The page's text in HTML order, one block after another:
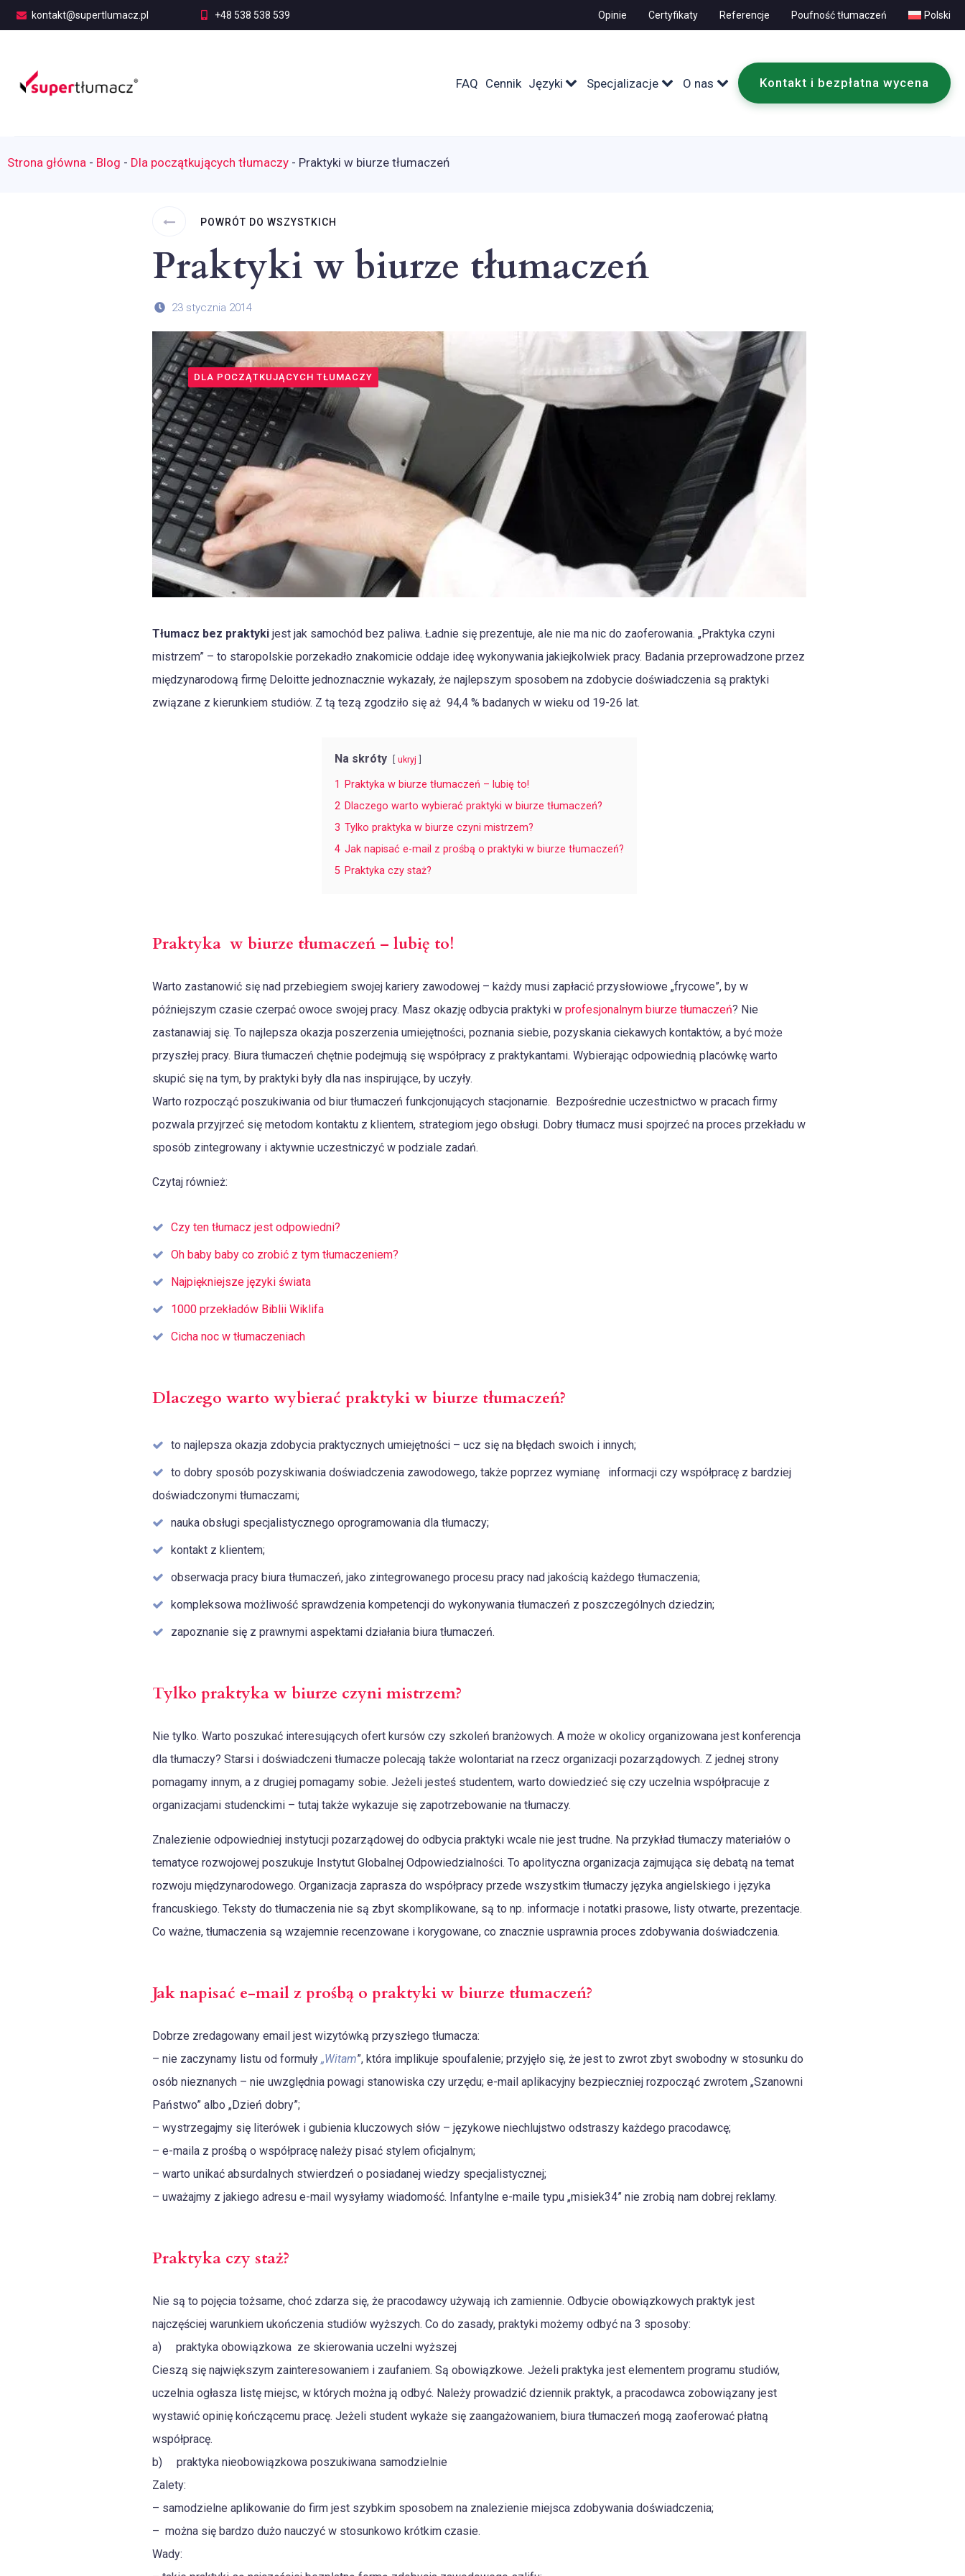
kontakt@supertlumacz.pl +48 538 538 539 Opinie Certyfikaty Referencje Poufność tłumaczeń Polski
FAQ Cennik Języki Specjalizacje O nas Kontakt i bezpłatna wycena
Strona główna - Blog - Dla początkujących tłumaczy - Praktyki w biurze tłumaczeń
POWRÓT DO WSZYSTKICH
Praktyki w biurze tłumaczeń
23 stycznia 2014
DLA POCZĄTKUJĄCYCH TŁUMACZY
Tłumacz bez praktykijest jak samochód bez paliwa. Ładnie się prezentuje, ale nie ma nic do zaoferowania. „Praktyka czyni
mistrzem” – to staropolskie porzekadło znakomicie oddaje ideę wykonywania jakiejkolwiek pracy. Badania przeprowadzone przez
międzynarodową firmę Deloitte jednoznacznie wykazały, że najlepszym sposobem na zdobycie doświadczenia są praktyki
związane z kierunkiem studiów. Z tą tezą zgodziło się aż 94,4 % badanych w wieku od 19-26 lat.
Na skróty ukryj
1
Praktyka w biurze tłumaczeń – lubię to!
2 Dlaczego warto wybierać praktyki w biurze tłumaczeń?
3 Tylko praktyka w biurze czyni mistrzem?
4 Jak napisać e-mail z prośbą o praktyki w biurze tłumaczeń?
5 Praktyka czy staż?
Praktyka w biurze tłumaczeń – lubię to!
Warto zastanowić się nad przebiegiem swojej kariery zawodowej – każdy musi zapłacić przysłowiowe „frycowe”, by w
późniejszym czasie czerpać owoce swojej pracy. Masz okazję odbycia praktyki w profesjonalnym biurze tłumaczeń? Nie
zastanawiaj się. To najlepsza okazja poszerzenia umiejętności, poznania siebie, pozyskania ciekawych kontaktów, a być może
przyszłej pracy. Biura tłumaczeń chętnie podejmują się współpracy z praktykantami. Wybierając odpowiednią placówkę warto
skupić się na tym, by praktyki były dla nas inspirujące, by uczyły.
Warto rozpocząć poszukiwania od biur tłumaczeń funkcjonujących stacjonarnie. Bezpośrednie uczestnictwo w pracach firmy
pozwala przyjrzeć się metodom kontaktu z klientem, strategiom jego obsługi. Dobry tłumacz musi spojrzeć na proces przekładu w
sposób zintegrowany i aktywnie uczestniczyć w podziale zadań.
Czytaj również:
Czy ten tłumacz jest odpowiedni?
Oh baby baby co zrobić z tym tłumaczeniem?
Najpiękniejsze języki świata
1000 przekładów Biblii Wiklifa
Cicha noc w tłumaczeniach
Dlaczego warto wybierać praktyki w biurze tłumaczeń?
to najlepsza okazja zdobycia praktycznych umiejętności – ucz się na błędach swoich i innych;
to dobry sposób pozyskiwania doświadczenia zawodowego, także poprzez wymianę informacji czy współpracę z bardziej
doświadczonymi tłumaczami;
nauka obsługi specjalistycznego oprogramowania dla tłumaczy;
kontakt z klientem;
obserwacja pracy biura tłumaczeń, jako zintegrowanego procesu pracy nad jakością każdego tłumaczenia;
kompleksowa możliwość sprawdzenia kompetencji do wykonywania tłumaczeń z poszczególnych dziedzin;
zapoznanie się z prawnymi aspektami działania biura tłumaczeń.
Tylko praktyka w biurze czyni mistrzem?
Nie tylko. Warto poszukać interesujących ofert kursów czy szkoleń branżowych. A może w okolicy organizowana jest konferencja
dla tłumaczy? Starsi i doświadczeni tłumacze polecają także wolontariat na rzecz organizacji pozarządowych. Z jednej strony
pomagamy innym, a z drugiej pomagamy sobie. Jeżeli jesteś studentem, warto dowiedzieć się czy uczelnia współpracuje z
organizacjami studenckimi – tutaj także wykazuje się zapotrzebowanie na tłumaczy.
Znalezienie odpowiedniej instytucji pozarządowej do odbycia praktyki wcale nie jest trudne. Na przykład tłumaczy materiałów o
tematyce rozwojowej poszukuje Instytut Globalnej Odpowiedzialności. To apolityczna organizacja zajmująca się debatą na temat
rozwoju międzynarodowego. Organizacja zaprasza do współpracy przede wszystkim tłumaczy języka angielskiego i języka
francuskiego. Teksty do tłumaczenia nie są zbyt skomplikowane, są to np. informacje i notatki prasowe, listy otwarte, prezentacje.
Co ważne, tłumaczenia są wzajemnie recenzowane i korygowane, co znacznie usprawnia proces zdobywania doświadczenia.
Jak napisać e-mail z prośbą o praktyki w biurze tłumaczeń?
Dobrze zredagowany email jest wizytówką przyszłego tłumacza:
– nie zaczynamy listu od formuły „Witam”, która implikuje spoufalenie; przyjęło się, że jest to zwrot zbyt swobodny w stosunku do
osób nieznanych – nie uwzględnia powagi stanowiska czy urzędu; e-mail aplikacyjny bezpieczniej rozpocząć zwrotem „Szanowni
Państwo” albo „Dzień dobry”;
– wystrzegajmy się literówek i gubienia kluczowych słów – językowe niechlujstwo odstraszy każdego pracodawcę;
– e-maila z prośbą o współpracę należy pisać stylem oficjalnym;
– warto unikać absurdalnych stwierdzeń o posiadanej wiedzy specjalistycznej;
– uważajmy z jakiego adresu e-mail wysyłamy wiadomość. Infantylne e-maile typu „misiek34” nie zrobią nam dobrej reklamy.
Praktyka czy staż?
Nie są to pojęcia tożsame, choć zdarza się, że pracodawcy używają ich zamiennie. Odbycie obowiązkowych praktyk jest
najczęściej warunkiem ukończenia studiów wyższych. Co do zasady, praktyki możemy odbyć na 3 sposoby:
a) praktyka obowiązkowa ze skierowania uczelni wyższej
Cieszą się największym zainteresowaniem i zaufaniem. Są obowiązkowe. Jeżeli praktyka jest elementem programu studiów,
uczelnia ogłasza listę miejsc, w których można ją odbyć. Należy prowadzić dziennik praktyk, a pracodawca zobowiązany jest
wystawić opinię kończącemu pracę. Jeżeli student wykaże się zaangażowaniem, biura tłumaczeń mogą zaoferować płatną
współpracę.
b) praktyka nieobowiązkowa poszukiwana samodzielnie
Zalety:
– samodzielne aplikowanie do firm jest szybkim sposobem na znalezienie miejsca zdobywania doświadczenia;
– można się bardzo dużo nauczyć w stosunkowo krótkim czasie.
Wady: